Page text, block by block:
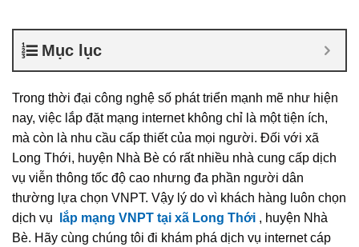
Mục lục
Trong thời đại công nghệ số phát triển mạnh mẽ như hiện
nay, việc lắp đặt mạng internet không chỉ là một tiện ích,
mà còn là nhu cầu cấp thiết của mọi người. Đối với xã
Long Thới, huyện Nhà Bè có rất nhiều nhà cung cấp dịch
vụ viễn thông tốc độ cao nhưng đa phần người dân
thường lựa chọn VNPT. Vậy lý do vì khách hàng luôn chọn
dịch vụ
lắp mạng VNPT tại xã Long Thới , huyện Nhà
Bè. Hãy cùng chúng tôi đi khám phá dịch vụ internet cáp